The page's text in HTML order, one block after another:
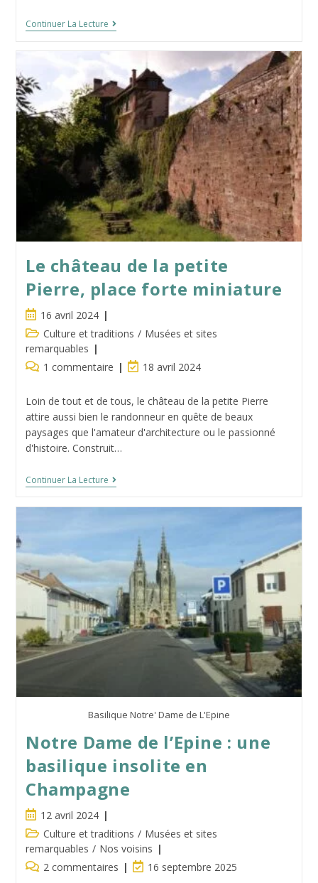
Continuer La LectureLe
Musée
Le château de la petite
Pierre, place forte miniature
Publication
publiée :
16 avril 2024
Post
category:
Culture et traditions / Musées et sites
remarquables
Commentaires
la
publication :
1 commentaire
Dernière
de
la
publication :
18 avril 2024
Loin de tout et de tous, le château de la petite Pierre
attire aussi bien le randonneur en quête de beaux
paysages que l'amateur d'architecture ou le passionné
d'histoire. Construit…
Continuer La LectureLe
Château
Forte
Miniature
Basilique Notre' Dame de L'Epine
Notre Dame de l’Epine : une
basilique insolite en
Champagne
Publication
publiée :
12 avril 2024
Post
category:
Culture et traditions / Musées et sites
remarquables / Nos voisins
Commentaires
2 commentaires
Dernière
16 septembre 2025